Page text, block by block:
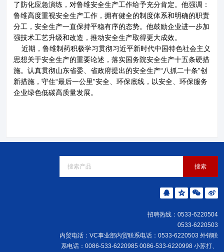
了防化应急演练，对鲁维安全生产工作给予充分肯定。他强调：
鲁维高度重视安全生产工作，拥有健全的制度体系和明确的职责
分工，安全生产一直保持平稳有序的态势。他鼓励企业进一步加
强技术工艺升级和改造，推动安全生产取得更大成效。
近期，鲁维制药积极学习贯彻习近平新时代中国特色社会主义
思想关于安全生产的重要论述，落实国务院安全生产十五条硬措
施。认真贯彻山东省委、省政府提出的安全生产“八抓二十条”创
新措施，守住“最后一公里”安全、环保底线，以安全、环保服务
企业绿色低碳高质量发展。
招聘热线：0533-6220504
0533-6220503
内贸电话：VC事业部内贸联系电话：0533-6220503 外销联
系电话：0086-533-6220985 0086-533-6220998 小苏打、
联系我们